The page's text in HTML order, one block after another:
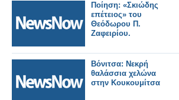
Ποίηση: «Σκιώδης
επέτειος» του
Θεόδωρου Π.
Ζαφειρίου.
Βόνιτσα: Νεκρή
θαλάσσια χελώνα
στην Κουκουμίτσα